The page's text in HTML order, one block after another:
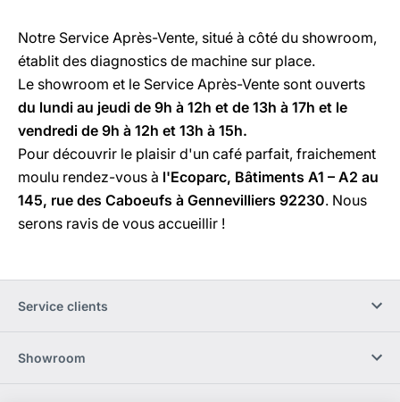
Notre Service Après-Vente, situé à côté du showroom,
établit des diagnostics de machine sur place.
Le showroom et le Service Après-Vente sont ouverts
du lundi au jeudi de 9h à 12h et de 13h à 17h et le
vendredi de 9h à 12h et 13h à 15h.
Pour découvrir le plaisir d'un café parfait, fraichement
moulu rendez-vous à l'Ecoparc, Bâtiments A1 – A2 au
145, rue des Caboeufs à Gennevilliers 92230. Nous
serons ravis de vous accueillir !
Service clients
Showroom